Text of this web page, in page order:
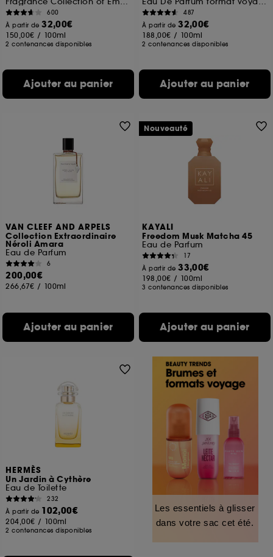
600
À partir de32,00€
150,00€ / 100ml
2 contenances disponibles
Ajouter au panier
487
À partir de32,00€
188,00€ / 100ml
2 contenances disponibles
Ajouter au panier
VAN CLEEF AND ARPELS
Collection Extraordinaire
Néroli Amara
Eau de Parfum
6
200,00€
266,67€ / 100ml
Ajouter au panier
KAYALI
Freedom Musk Matcha 45
Eau de Parfum
17
À partir de33,00€
198,00€ / 100ml
3 contenances disponibles
Ajouter au panier
Nouveauté
HERMÈS
Un Jardin à Cythère
Eau de Toilette
232
À partir de 102,00€
204,00€ / 100ml
2 contenances disponibles
Les essentiels à glisser
dans votre sac cet été.